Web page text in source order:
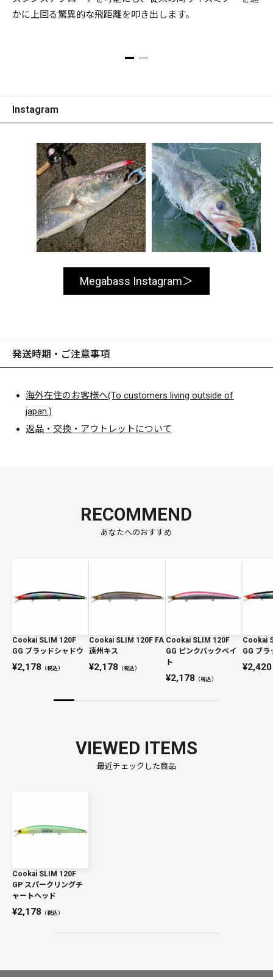
かに上回る驚異的な飛距離を叩き出します。
Instagram
Megabass Instagram
発送時期・ご注意事項
海外在住のお客様へ(To customers living outside of
japan.)
返品・交換・アウトレットについて
RECOMMEND
あなたへのおすすめ
Cookai SLIM 120F
GG ブラッドシャドウ
2,178 （税込）
Cookai SLIM 120F FA
遠州キス
2,178 （税込）
Cookai SLIM 120F
GG ピンクバックベイ
ト
2,178 （税込）
Cookai
GG ブラ
2,420
VIEWED ITEMS
最近チェックした商品
Cookai SLIM 120F
GP スパークリングチ
ャートヘッド
2,178 （税込）